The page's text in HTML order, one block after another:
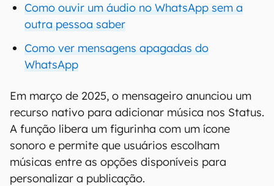
Como ouvir um áudio no WhatsApp sem a
outra pessoa saber
Como ver mensagens apagadas do
WhatsApp
Em março de 2025, o mensageiro anunciou um
recurso nativo para adicionar música nos Status.
A função libera um figurinha com um ícone
sonoro e permite que usuários escolham
músicas entre as opções disponíveis para
personalizar a publicação.